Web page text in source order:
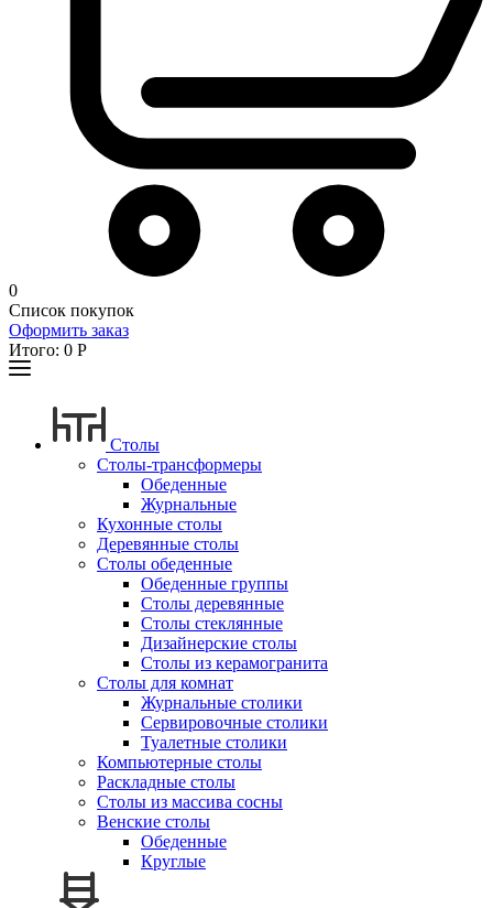
0
Список покупок
Оформить заказ
Итого: 0 Р
Столы
Столы-трансформеры
Обеденные
Журнальные
Кухонные столы
Деревянные столы
Столы обеденные
Обеденные группы
Столы деревянные
Столы стеклянные
Дизайнерские столы
Столы из керамогранита
Столы для комнат
Журнальные столики
Сервировочные столики
Туалетные столики
Компьютерные столы
Раскладные столы
Столы из массива сосны
Венские столы
Обеденные
Круглые